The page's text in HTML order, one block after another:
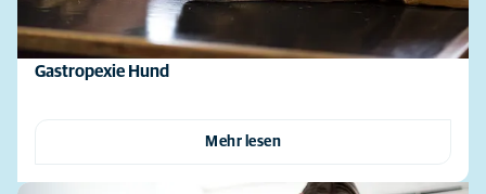
Gastropexie Hund
Mehr lesen